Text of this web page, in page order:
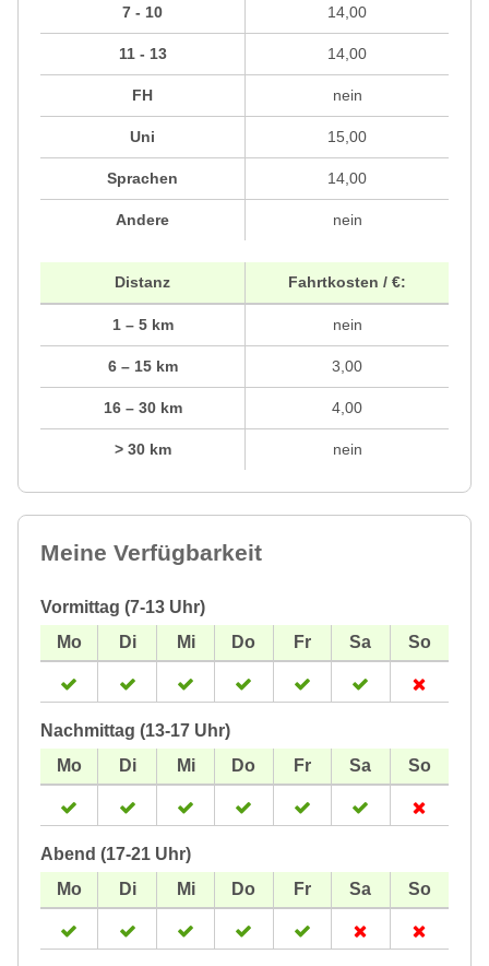
7 - 10
11 - 13
FH
Uni
Sprachen
Andere
14,00
14,00
nein
15,00
14,00
nein
Distanz
1 – 5 km
6 – 15 km
16 – 30 km
> 30 km
Fahrtkosten / €:
nein
3,00
4,00
nein
Meine Verfügbarkeit
Vormittag (7-13 Uhr)
Nachmittag (13-17 Uhr)
Abend (17-21 Uhr)